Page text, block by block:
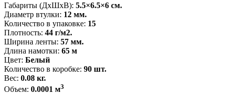
Габариты (ДxШxВ): 5.5×6.5×6 см.
Диаметр втулки: 12 мм.
Количество в упаковке: 15
Плотность: 44 г/м2.
Ширина ленты: 57 мм.
Длина намотки: 65 м
Цвет: Белый
Количество в коробке: 90 шт.
Вес: 0.08 кг.
Объем: 0.0001 м3